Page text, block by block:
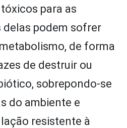
para as
delas podem sofrer
de forma
de destruir ou
sobrepondo-se
do ambiente e
resistente à